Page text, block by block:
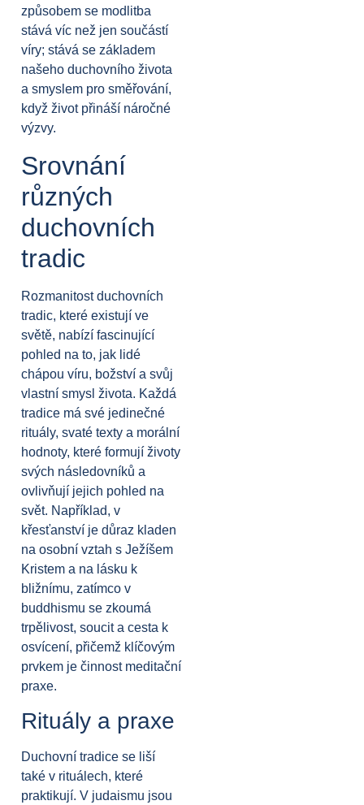
způsobem se modlitba
stává víc než jen součástí
víry; stává se základem
našeho duchovního života
a smyslem pro směřování,
když život přináší náročné
výzvy.
Srovnání
různých
duchovních
tradic
Rozmanitost duchovních
tradic, které existují ve
světě, nabízí fascinující
pohled na to, jak lidé
chápou víru, božství a svůj
vlastní smysl života. Každá
tradice má své jedinečné
rituály, svaté texty a morální
hodnoty, které formují životy
svých následovníků a
ovlivňují jejich pohled na
svět. Například, v
křesťanství je důraz kladen
na osobní vztah s Ježíšem
Kristem a na lásku k
bližnímu, zatímco v
buddhismu se zkoumá
trpělivost, soucit a cesta k
osvícení, přičemž klíčovým
prvkem je činnost meditační
praxe.
Rituály a praxe
Duchovní tradice se liší
také v rituálech, které
praktikují. V judaismu jsou